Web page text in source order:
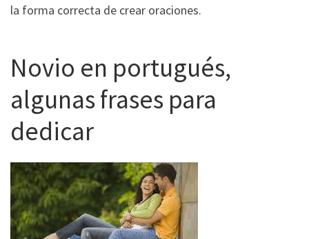
la forma correcta de crear oraciones.
Novio en portugués,
algunas frases para
dedicar